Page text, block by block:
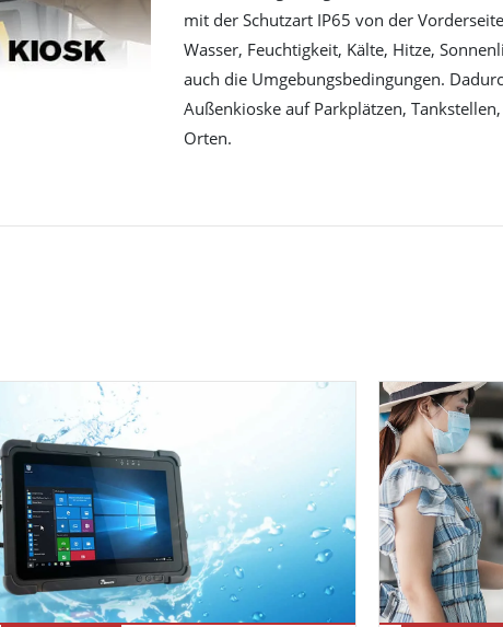
mit der Schutzart IP65 von der
Wasser, Feuchtigkeit, Kälte, Hitze,
auch die Umgebungsbedingungen.
Außenkioske auf Parkplätzen,
Orten.